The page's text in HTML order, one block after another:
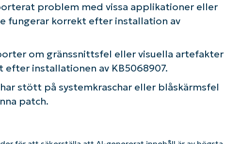
problem med vissa applikationer eller
fungerar korrekt efter installation av
om gränssnittsfel eller visuella artefakter
efter installationen av KB5068907.
stött på systemkraschar eller blåskärmsfel
patch.